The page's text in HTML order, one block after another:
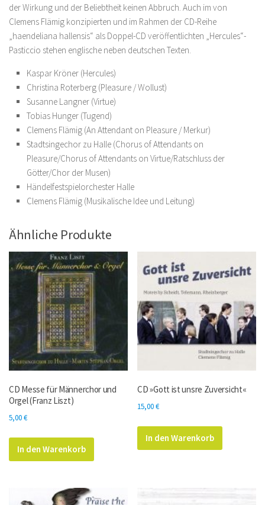
der Wirkung und der Beliebtheit keinen Abbruch. Auch im von
Clemens Flämig konzipierten und im Rahmen der CD-Reihe
„haendeliana hallensis“ als Doppel-CD veröffentlichten „Hercules“-
Pasticcio stehen englische neben deutschen Texten.
Kaspar Kröner (Hercules)
Christina Roterberg (Pleasure / Wollust)
Susanne Langner (Virtue)
Tobias Hunger (Tugend)
Clemens Flämig (An Attendant on Pleasure / Merkur)
Stadtsingechor zu Halle (Chorus of Attendants on
Pleasure/Chorus of Attendants on Virtue/Ratschluss der
Götter/Chor der Musen)
Händelfestspielorchester Halle
Clemens Flämig (Musikalische Idee und Leitung)
Ähnliche Produkte
CD Messe für Männerchor und
Orgel (Franz Liszt)
5,00€
In den Warenkorb
CD »Gott ist unsre Zuversicht«
15,00€
In den Warenkorb